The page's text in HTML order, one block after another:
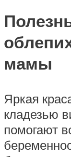
мамы
Яркая
кладезью
помогают